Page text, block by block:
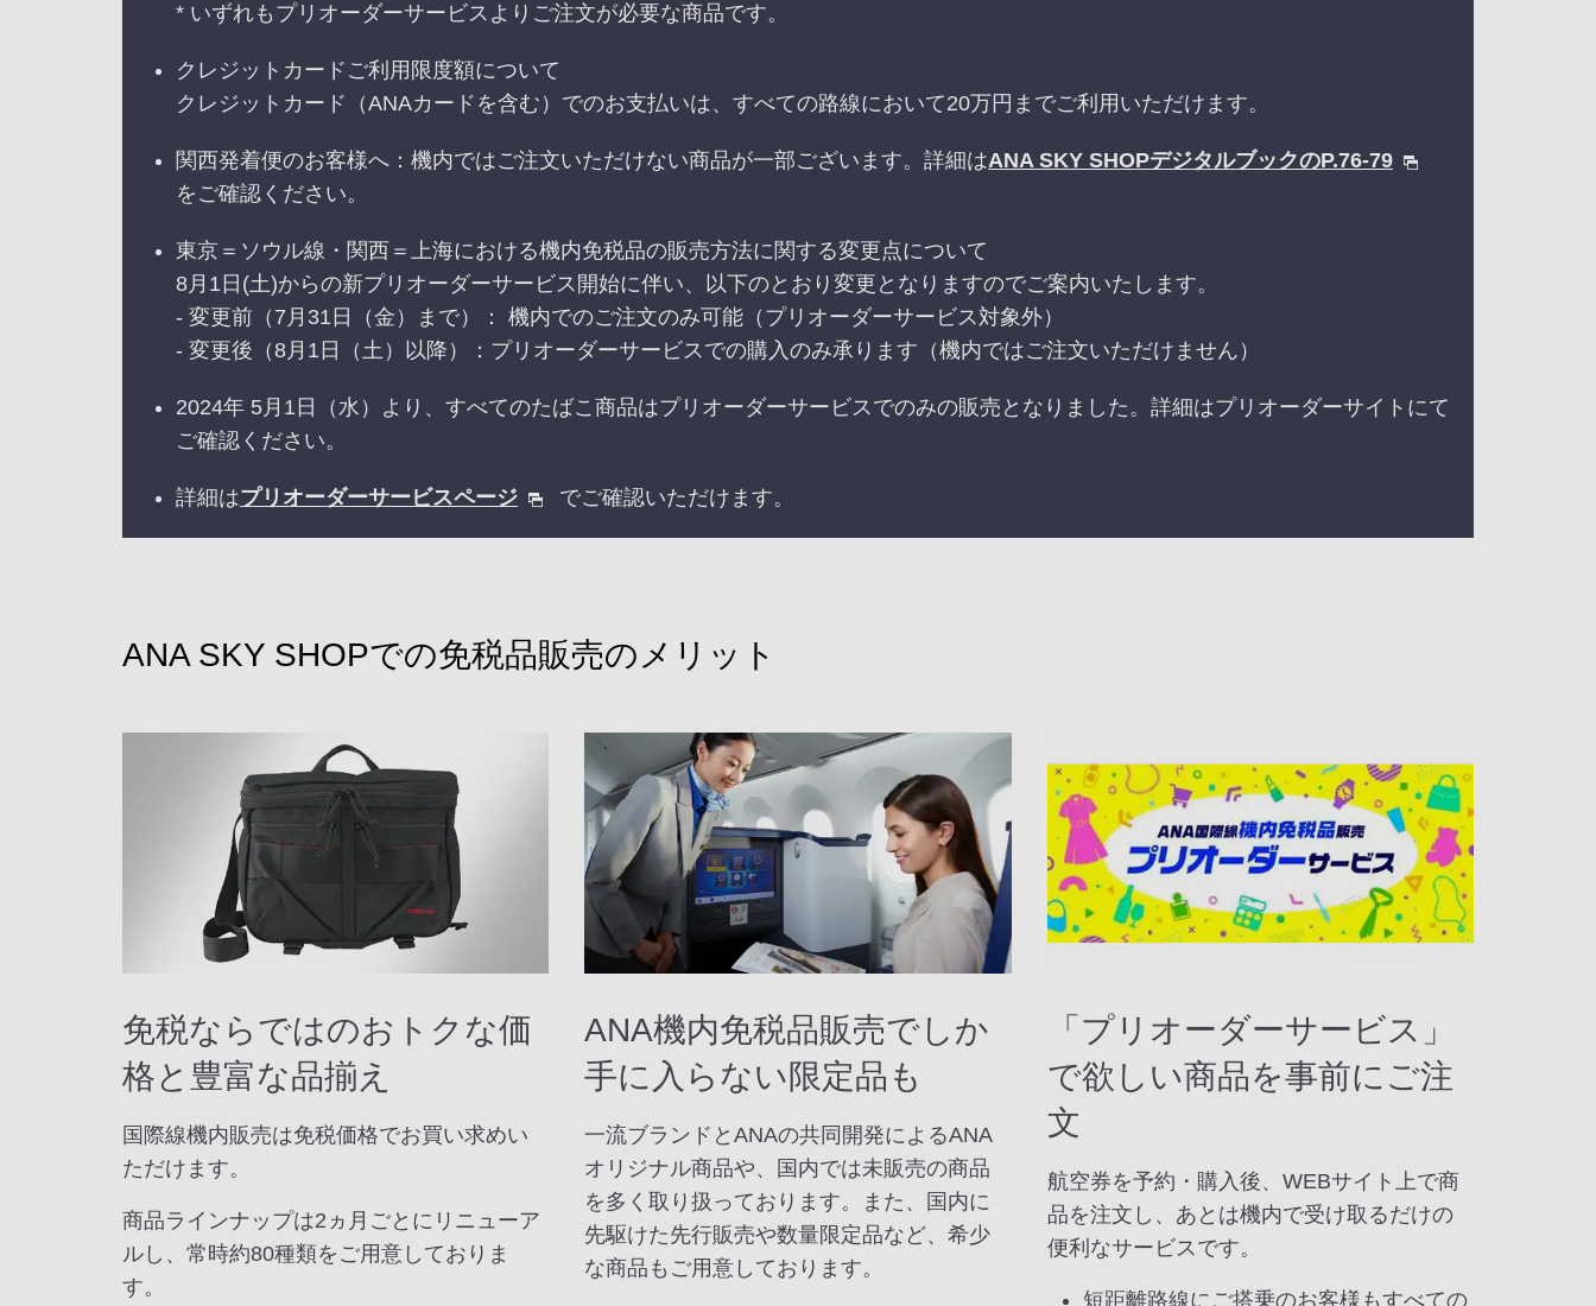
* いずれもプリオーダーサービスよりご注文が必要な商品です。
クレジットカードご利用限度額について
クレジットカード（ANAカードを含む）でのお支払いは、すべての路線において20万円までご利用いただけます。
関西発着便のお客様へ：機内ではご注文いただけない商品が一部ございます。詳細はANA SKY SHOPデジタルブックのP.76-79
をご確認ください。
東京＝ソウル線・関西＝上海における機内免税品の販売方法に関する変更点について
8月1日(土)からの新プリオーダーサービス開始に伴い、以下のとおり変更となりますのでご案内いたします。
- 変更前（7月31日（金）まで）： 機内でのご注文のみ可能（プリオーダーサービス対象外）
- 変更後（8月1日（土）以降）：プリオーダーサービスでの購入のみ承ります（機内ではご注文いただけません）
2024年 5月1日（水）より、すべてのたばこ商品はプリオーダーサービスでのみの販売となりました。詳細はプリオーダーサイトにて
ご確認ください。
詳細はプリオーダーサービスページ でご確認いただけます。
ANA SKY SHOPでの免税品販売のメリット
免税ならではのおトクな価
格と豊富な品揃え
国際線機内販売は免税価格でお買い求めい
ただけます。
商品ラインナップは2ヵ月ごとにリニューア
ルし、常時約80種類をご用意しておりま
す。
ANA機内免税品販売でしか
手に入らない限定品も
一流ブランドとANAの共同開発によるANA
オリジナル商品や、国内では未販売の商品
を多く取り扱っております。また、国内に
先駆けた先行販売や数量限定品など、希少
な商品もご用意しております。
「プリオーダーサービス」
で欲しい商品を事前にご注
文
航空券を予約・購入後、WEBサイト上で商
品を注文し、あとは機内で受け取るだけの
便利なサービスです。
短距離路線にご搭乗のお客様もすべての